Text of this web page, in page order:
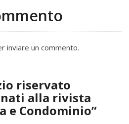
inviare un commento.
riservato
alla rivista
e Condominio”